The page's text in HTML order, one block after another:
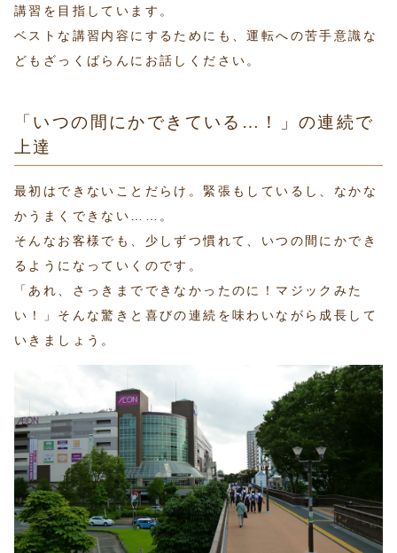
講習を目指しています。
ベストな講習内容にするためにも、運転への苦手意識な
どもざっくばらんにお話しください。
「いつの間にかできている…！」の連続で
上達
最初はできないことだらけ。緊張もしているし、なかな
かうまくできない……。
そんなお客様でも、少しずつ慣れて、いつの間にかでき
るようになっていくのです。
「あれ、さっきまでできなかったのに！マジックみた
い！」そんな驚きと喜びの連続を味わいながら成長して
いきましょう。